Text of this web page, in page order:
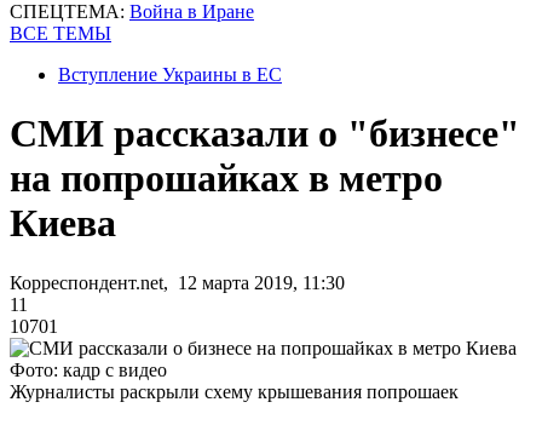
СПЕЦТЕМА: Война в Иране
ВСЕ ТЕМЫ
Вступление Украины в ЕС
СМИ рассказали о "бизнесе"
на попрошайках в метро
Киева
Корреспондент.net, 12 марта 2019, 11:30
11
10701
Фото: кадр с видео
Журналисты раскрыли схему крышевания попрошаек